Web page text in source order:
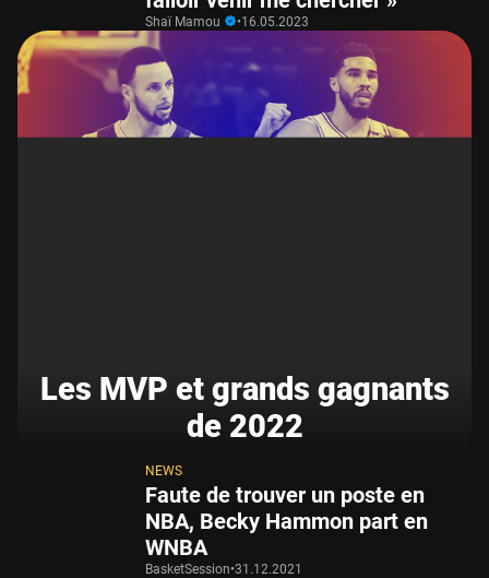
Shaï Mamou •16.05.2023
Les MVP et grands gagnants
de 2022
NEWS
Faute de trouver un poste en
NBA, Becky Hammon part en
WNBA
BasketSession•31.12.2021